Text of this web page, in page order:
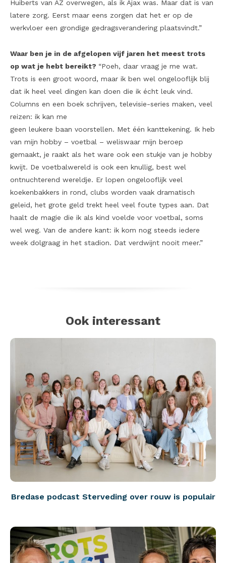
Huiberts van AZ overwegen, als ik Ajax was. Maar dat is van
latere zorg. Eerst maar eens zorgen dat het er op de
werkvloer een grondige gedragsverandering plaatsvindt.”
Waar ben je in de afgelopen vijf jaren het meest trots
op wat je hebt bereikt? “Poeh, daar vraag je me wat.
Trots is een groot woord, maar ik ben wel ongelooflijk blij
dat ik heel veel dingen kan doen die ik écht leuk vind.
Columns en een boek schrijven, televisie-series maken, veel
reizen: ik kan me
geen leukere baan voorstellen. Met één kanttekening. Ik heb
van mijn hobby – voetbal – weliswaar mijn beroep
gemaakt, je raakt als het ware ook een stukje van je hobby
kwijt. De voetbalwereld is ook een knullig, best wel
ontnuchterend wereldje. Er lopen ongelooflijk veel
koekenbakkers in rond, clubs worden vaak dramatisch
geleid, het grote geld trekt heel veel foute types aan. Dat
haalt de magie die ik als kind voelde voor voetbal, soms
wel weg. Van de andere kant: ik kom nog steeds iedere
week dolgraag in het stadion. Dat verdwijnt nooit meer.”
Ook interessant
Bredase podcast Sterveding over rouw is populair